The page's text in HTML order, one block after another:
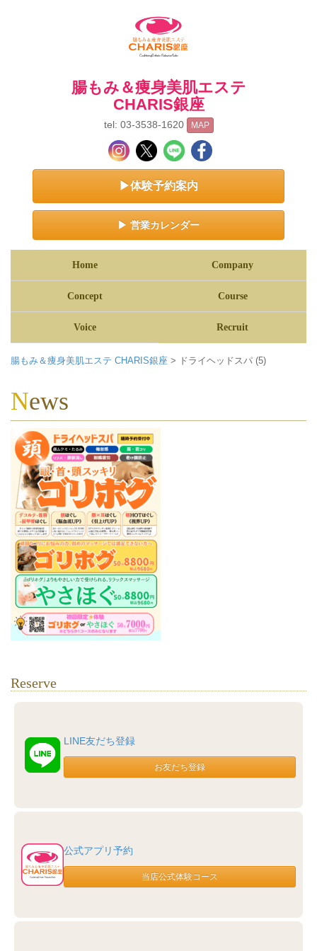
腸もみ＆痩身美肌エステ
CHARIS銀座
tel: 03-3538-1620 MAP
▶体験予約案内
▶ 営業カレンダー
Home Company
Concept Course
Voice Recruit
腸もみ＆痩身美肌エステ CHARIS銀座 > ドライヘッドスパ (5)
News
Reserve
LINE友だち登録
公式アプリ予約